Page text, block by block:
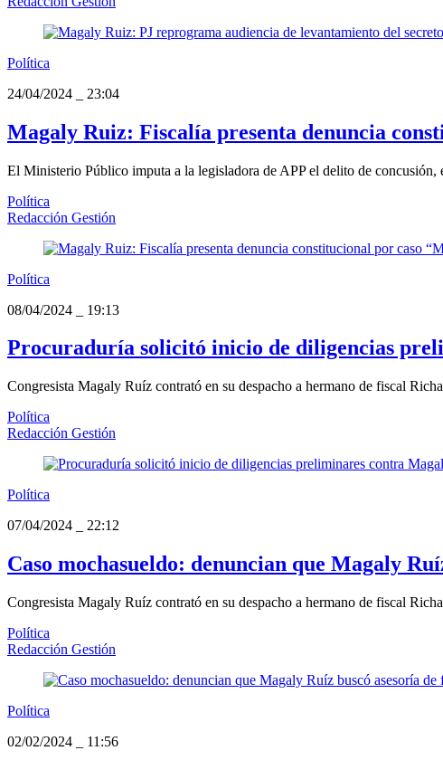
Política
24/04/2024
23:04
Magaly Ruiz: Fiscalía presenta denuncia
El Ministerio Público imputa a la legisladora de APP el delito de
Política
Redacción Gestión
Política
08/04/2024
19:13
Procuraduría solicitó inicio de diligencias
Congresista Magaly Ruíz contrató en su despacho a hermano de fiscal
Política
Redacción Gestión
Política
07/04/2024
22:12
Caso mochasueldo: denuncian que Magaly
Congresista Magaly Ruíz contrató en su despacho a hermano de fiscal
Política
Redacción Gestión
Política
02/02/2024
11:56